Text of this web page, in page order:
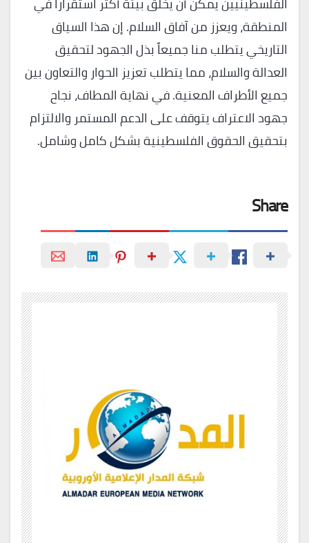
المنطقة، ويعزز من آفاق السلام. إن هذا السياق
التاريخي يتطلب منا جميعاً بذل الجهود لتحقيق
العدالة والسلام، مما يتطلب تعزيز الحوار والتعاون بين
جميع الأطراف المعنية. في نهاية المطاف، نجاح
جهود الاعتراف يتوقف على الدعم المستمر والالتزام
بتحقيق الحقوق الفلسطينية بشكل كامل وشامل.
Share